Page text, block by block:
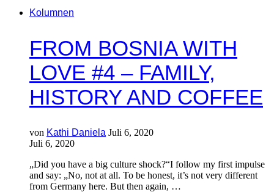
Kolumnen
FROM BOSNIA WITH
LOVE #4 – FAMILY,
HISTORY AND COFFEE
von Kathi Daniela Juli 6, 2020
Juli 6, 2020
„Did you have a big culture shock?“I follow my first impulse
and say: „No, not at all. To be honest, it’s not very different
from Germany here. But then again, …